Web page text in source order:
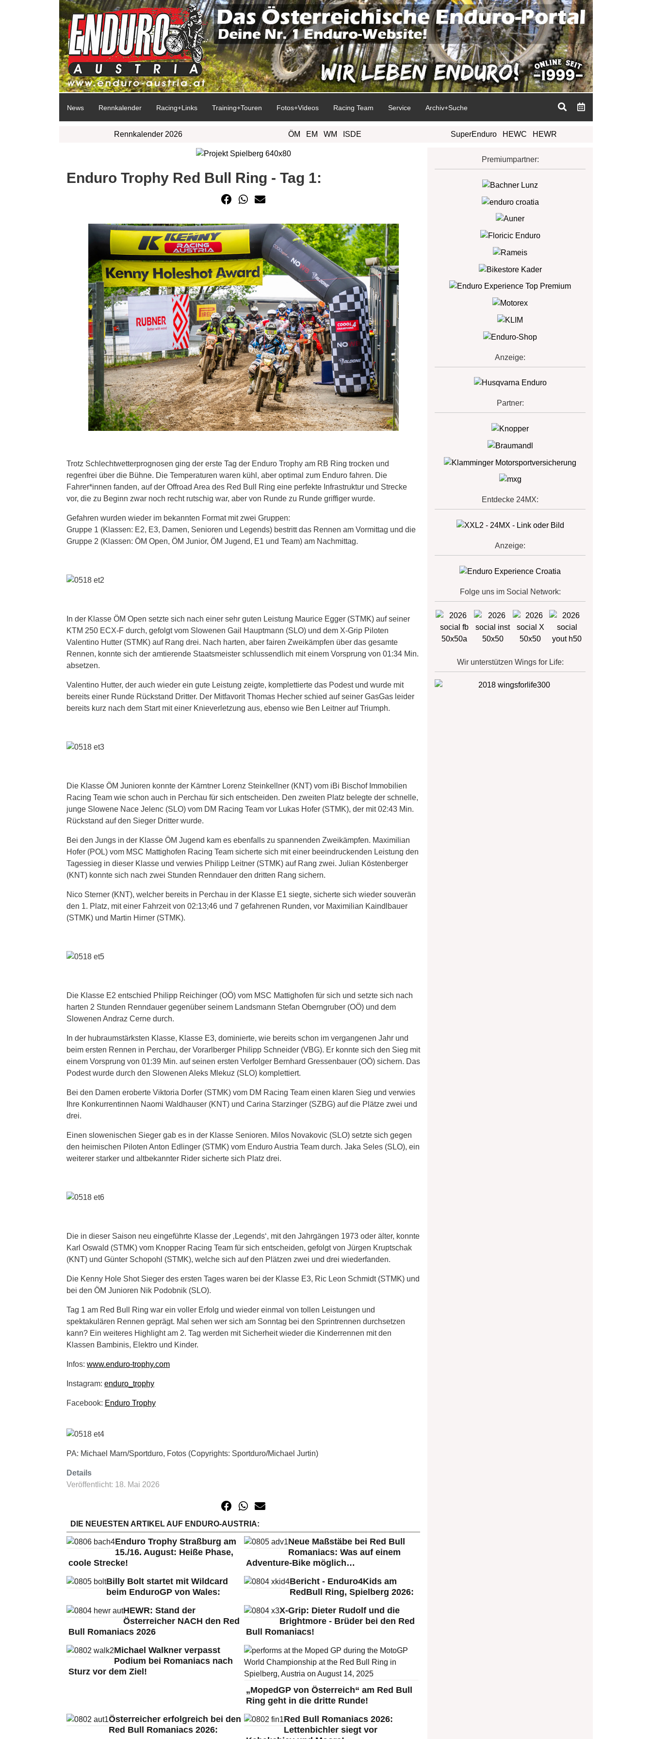
News Rennkalender Racing+Links Training+Touren Fotos+Videos Racing Team Service Archiv+Suche
Rennkalender 2026 ÖM EM WM ISDE SuperEnduro HEWC HEWR
Enduro Trophy Red Bull Ring - Tag 1:
Trotz Schlechtwetterprognosen ging der erste Tag der Enduro Trophy am RB Ring trocken und
regenfrei über die Bühne. Die Temperaturen waren kühl, aber optimal zum Enduro fahren. Die
Fahrer*innen fanden, auf der Offroad Area des Red Bull Ring eine perfekte Infrastruktur und Strecke
vor, die zu Beginn zwar noch recht rutschig war, aber von Runde zu Runde griffiger wurde.
Gefahren wurden wieder im bekannten Format mit zwei Gruppen:
Gruppe 1 (Klassen: E2, E3, Damen, Senioren und Legends) bestritt das Rennen am Vormittag und die
Gruppe 2 (Klassen: ÖM Open, ÖM Junior, ÖM Jugend, E1 und Team) am Nachmittag.
In der Klasse ÖM Open setzte sich nach einer sehr guten Leistung Maurice Egger (STMK) auf seiner
KTM 250 ECX-F durch, gefolgt vom Slowenen Gail Hauptmann (SLO) und dem X-Grip Piloten
Valentino Hutter (STMK) auf Rang drei. Nach harten, aber fairen Zweikämpfen über das gesamte
Rennen, konnte sich der amtierende Staatsmeister schlussendlich mit einem Vorsprung von 01:34 Min.
absetzen.
Valentino Hutter, der auch wieder ein gute Leistung zeigte, komplettierte das Podest und wurde mit
bereits einer Runde Rückstand Dritter. Der Mitfavorit Thomas Hecher schied auf seiner GasGas leider
bereits kurz nach dem Start mit einer Knieverletzung aus, ebenso wie Ben Leitner auf Triumph.
Die Klasse ÖM Junioren konnte der Kärntner Lorenz Steinkellner (KNT) vom iBi Bischof Immobilien
Racing Team wie schon auch in Perchau für sich entscheiden. Den zweiten Platz belegte der schnelle,
junge Slowene Nace Jelenc (SLO) vom DM Racing Team vor Lukas Hofer (STMK), der mit 02:43 Min.
Rückstand auf den Sieger Dritter wurde.
Bei den Jungs in der Klasse ÖM Jugend kam es ebenfalls zu spannenden Zweikämpfen. Maximilian
Hofer (POL) vom MSC Mattighofen Racing Team sicherte sich mit einer beeindruckenden Leistung den
Tagessieg in dieser Klasse und verwies Philipp Leitner (STMK) auf Rang zwei. Julian Köstenberger
(KNT) konnte sich nach zwei Stunden Renndauer den dritten Rang sichern.
Nico Sterner (KNT), welcher bereits in Perchau in der Klasse E1 siegte, sicherte sich wieder souverän
den 1. Platz, mit einer Fahrzeit von 02:13;46 und 7 gefahrenen Runden, vor Maximilian Kaindlbauer
(STMK) und Martin Hirner (STMK).
Die Klasse E2 entschied Philipp Reichinger (OÖ) vom MSC Mattighofen für sich und setzte sich nach
harten 2 Stunden Renndauer gegenüber seinem Landsmann Stefan Oberngruber (OÖ) und dem
Slowenen Andraz Cerne durch.
In der hubraumstärksten Klasse, Klasse E3, dominierte, wie bereits schon im vergangenen Jahr und
beim ersten Rennen in Perchau, der Vorarlberger Philipp Schneider (VBG). Er konnte sich den Sieg mit
einem Vorsprung von 01:39 Min. auf seinen ersten Verfolger Bernhard Gressenbauer (OÖ) sichern. Das
Podest wurde durch den Slowenen Aleks Mlekuz (SLO) komplettiert.
Bei den Damen eroberte Viktoria Dorfer (STMK) vom DM Racing Team einen klaren Sieg und verwies
Ihre Konkurrentinnen Naomi Waldhauser (KNT) und Carina Starzinger (SZBG) auf die Plätze zwei und
drei.
Einen slowenischen Sieger gab es in der Klasse Senioren. Milos Novakovic (SLO) setzte sich gegen
den heimischen Piloten Anton Edlinger (STMK) vom Enduro Austria Team durch. Jaka Seles (SLO), ein
weiterer starker und altbekannter Rider sicherte sich Platz drei.
Die in dieser Saison neu eingeführte Klasse der ‚Legends‘, mit den Jahrgängen 1973 oder älter, konnte
Karl Oswald (STMK) vom Knopper Racing Team für sich entscheiden, gefolgt von Jürgen Kruptschak
(KNT) und Günter Schopohl (STMK), welche sich auf den Plätzen zwei und drei wiederfanden.
Die Kenny Hole Shot Sieger des ersten Tages waren bei der Klasse E3, Ric Leon Schmidt (STMK) und
bei den ÖM Junioren Nik Podobnik (SLO).
Tag 1 am Red Bull Ring war ein voller Erfolg und wieder einmal von tollen Leistungen und
spektakulären Rennen geprägt. Mal sehen wer sich am Sonntag bei den Sprintrennen durchsetzen
kann? Ein weiteres Highlight am 2. Tag werden mit Sicherheit wieder die Kinderrennen mit den
Klassen Bambinis, Elektro und Kinder.
Infos: www.enduro-trophy.com
Instagram: enduro_trophy
Facebook: Enduro Trophy
PA: Michael Marn/Sportduro, Fotos (Copyrights: Sportduro/Michael Jurtin)
Details
Veröffentlicht: 18. Mai 2026
DIE NEUESTEN ARTIKEL AUF ENDURO-AUSTRIA:
Enduro Trophy Straßburg am
15./16. August: Heiße Phase,
coole Strecke!
Neue Maßstäbe bei Red Bull
Romaniacs: Was auf einem
Adventure-Bike möglich…
Billy Bolt startet mit Wildcard
beim EnduroGP von Wales:
Bericht - Enduro4Kids am
RedBull Ring, Spielberg 2026:
HEWR: Stand der
Österreicher NACH den Red
Bull Romaniacs 2026
X-Grip: Dieter Rudolf und die
Brightmore - Brüder bei den Red
Bull Romaniacs!
Michael Walkner verpasst
Podium bei Romaniacs nach
Sturz vor dem Ziel!
„MopedGP von Österreich“ am Red Bull
Ring geht in die dritte Runde!
Österreicher erfolgreich bei den
Red Bull Romaniacs 2026:
Red Bull Romaniacs 2026:
Lettenbichler siegt vor
Premiumpartner:
Anzeige:
Partner:
Entdecke 24MX:
Anzeige:
Folge uns im Social Network:
Wir unterstützen Wings for Life: